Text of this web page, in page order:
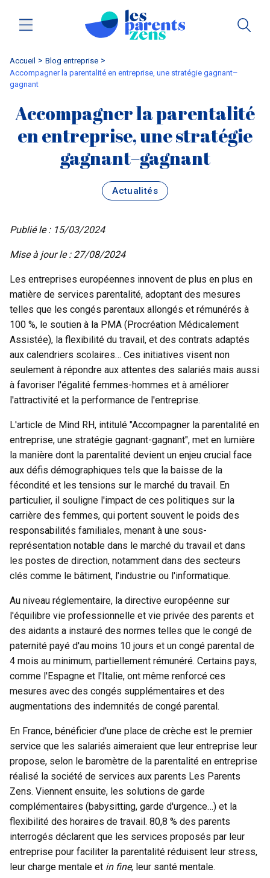
Accueil
blog entreprise
Accompagner la parentalité en entreprise, une stratégie gagnant–
gagnant
Accompagner la parentalité
en entreprise, une stratégie
gagnant–gagnant
Actualités
Publié le : 15/03/2024
Mise à jour le : 27/08/2024
Les entreprises européennes innovent de plus en plus en
matière de services parentalité, adoptant des mesures
telles que les congés parentaux allongés et rémunérés à
100 %, le soutien à la PMA (Procréation Médicalement
Assistée), la flexibilité du travail, et des contrats adaptés
aux calendriers scolaires… Ces initiatives visent non
seulement à répondre aux attentes des salariés mais aussi
à favoriser l'égalité femmes-hommes et à améliorer
l'attractivité et la performance de l'entreprise.
L'article de Mind RH, intitulé "Accompagner la parentalité en
entreprise, une stratégie gagnant-gagnant", met en lumière
la manière dont la parentalité devient un enjeu crucial face
aux défis démographiques tels que la baisse de la
fécondité et les tensions sur le marché du travail. En
particulier, il souligne l'impact de ces politiques sur la
carrière des femmes, qui portent souvent le poids des
responsabilités familiales, menant à une sous-
représentation notable dans le marché du travail et dans
les postes de direction, notamment dans des secteurs
clés comme le bâtiment, l'industrie ou l'informatique.
Au niveau réglementaire, la directive européenne sur
l'équilibre vie professionnelle et vie privée des parents et
des aidants a instauré des normes telles que le congé de
paternité payé d'au moins 10 jours et un congé parental de
4 mois au minimum, partiellement rémunéré. Certains pays,
comme l'Espagne et l'Italie, ont même renforcé ces
mesures avec des congés supplémentaires et des
augmentations des indemnités de congé parental.
En France, bénéficier d'une place de crèche est le premier
service que les salariés aimeraient que leur entreprise leur
propose, selon le baromètre de la parentalité en entreprise
réalisé la société de services aux parents Les Parents
Zens. Viennent ensuite, les solutions de garde
complémentaires (babysitting, garde d'urgence…) et la
flexibilité des horaires de travail. 80,8 % des parents
interrogés déclarent que les services proposés par leur
entreprise pour faciliter la parentalité réduisent leur stress,
leur charge mentale et in fine, leur santé mentale.